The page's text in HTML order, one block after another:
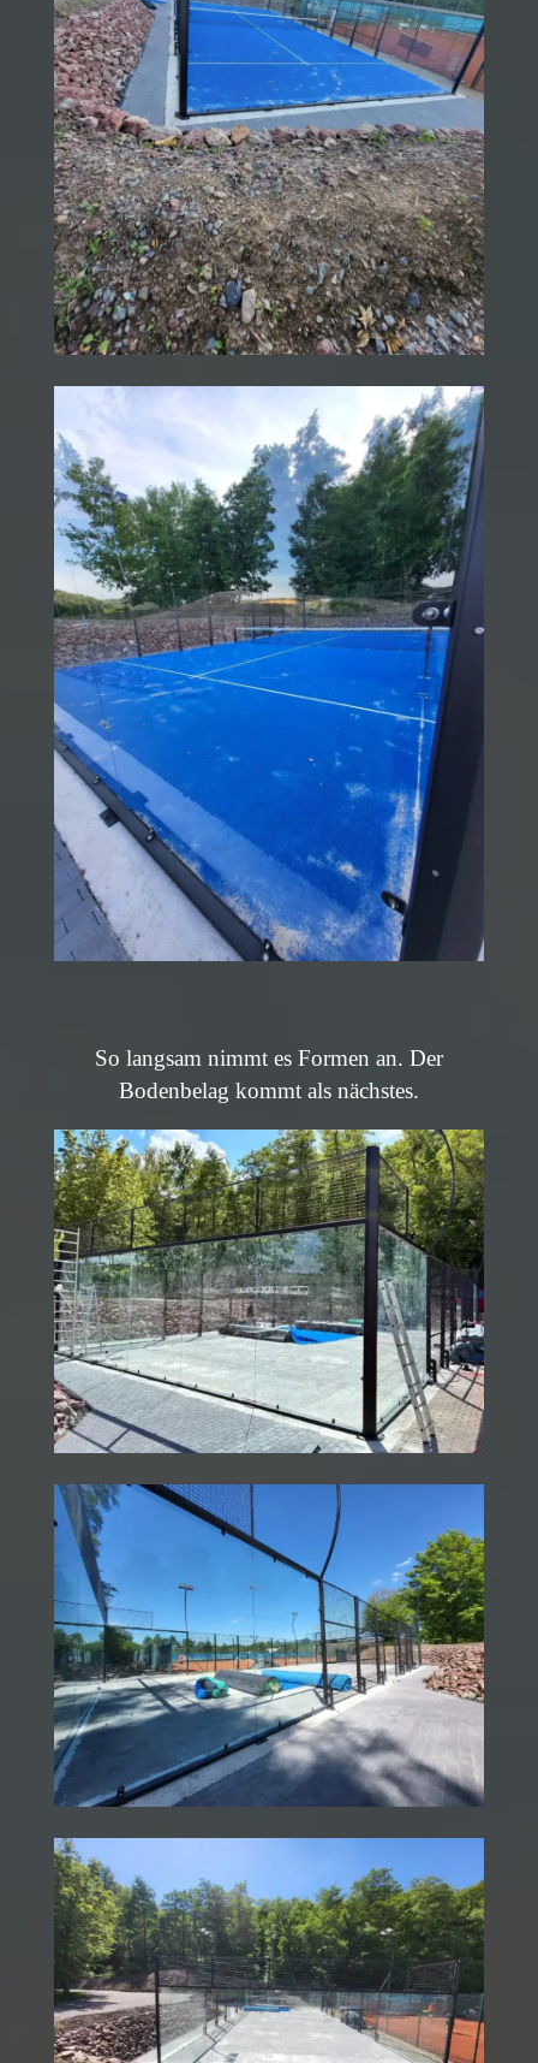
So langsam nimmt es Formen an. Der
Bodenbelag kommt als nächstes.